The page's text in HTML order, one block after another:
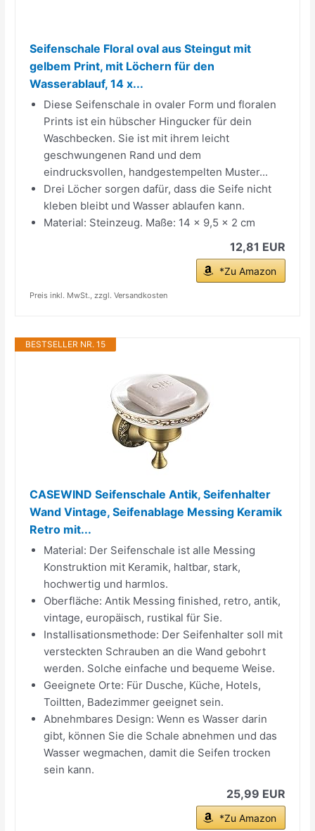
Seifenschale Floral oval aus Steingut mit
gelbem Print, mit Löchern für den
Wasserablauf, 14 x...
Diese Seifenschale in ovaler Form und floralen
Prints ist ein hübscher Hingucker für dein
Waschbecken. Sie ist mit ihrem leicht
geschwungenen Rand und dem
eindrucksvollen, handgestempelten Muster...
Drei Löcher sorgen dafür, dass die Seife nicht
kleben bleibt und Wasser ablaufen kann.
Material: Steinzeug. Maße: 14 x 9,5 x 2 cm
12,81 EUR
*Zu Amazon
Preis inkl. MwSt., zzgl. Versandkosten
BESTSELLER NR. 15
CASEWIND Seifenschale Antik, Seifenhalter
Wand Vintage, Seifenablage Messing Keramik
Retro mit...
Material: Der Seifenschale ist alle Messing
Konstruktion mit Keramik, haltbar, stark,
hochwertig und harmlos.
Oberfläche: Antik Messing finished, retro, antik,
vintage, europäisch, rustikal für Sie.
Installisationsmethode: Der Seifenhalter soll mit
versteckten Schrauben an die Wand gebohrt
werden. Solche einfache und bequeme Weise.
Geeignete Orte: Für Dusche, Küche, Hotels,
Toiltten, Badezimmer geeignet sein.
Abnehmbares Design: Wenn es Wasser darin
gibt, können Sie die Schale abnehmen und das
Wasser wegmachen, damit die Seifen trocken
sein kann.
25,99 EUR
*Zu Amazon